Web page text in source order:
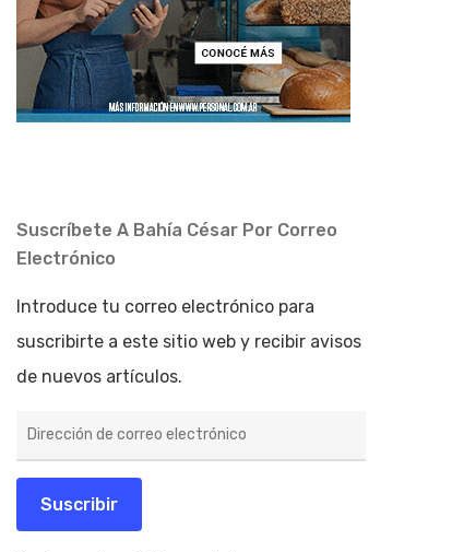
Suscríbete A Bahía César Por Correo
Electrónico
Introduce tu correo electrónico para
suscribirte a este sitio web y recibir avisos
de nuevos artículos.
de
electrónico
Suscribir